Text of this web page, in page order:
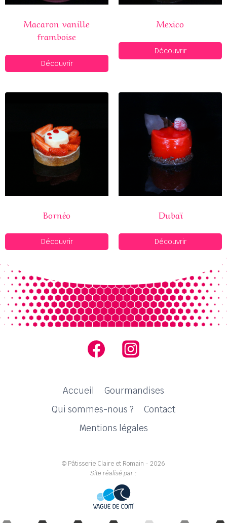
Macaron vanille
framboise
Découvrir
Mexico
Découvrir
Bornéo
Découvrir
Dubaï
Découvrir
Accueil
Gourmandises
Qui sommes-nous ?
Contact
Mentions légales
© Pâtisserie Claire et Romain - 2026
Site réalisé par :